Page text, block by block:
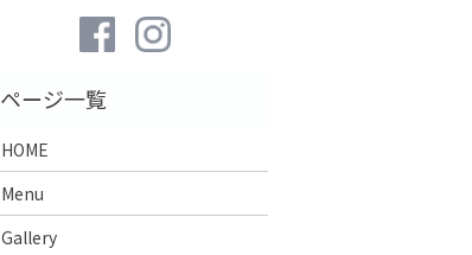
HOME
Menu
Gallery